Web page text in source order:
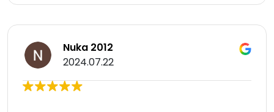
Nuka 2012
2024.07.22